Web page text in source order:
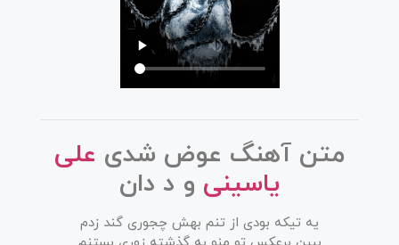
متن آهنگ عوض شدی علی
یاسینی و د دان
یه تیکه بودی از تنم بهش چجوری گند زدم